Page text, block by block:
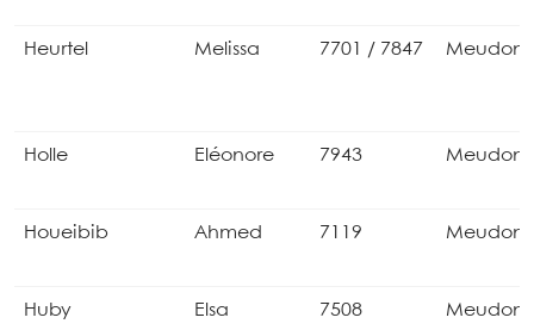
Heurtel Melissa 7701 / 7847 Meudon
Holle Eléonore 7943 Meudon
Houeibib Ahmed 7119 Meudon
Huby Elsa 7508 Meudon